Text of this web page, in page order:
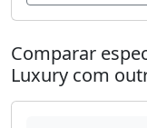
Comparar
Luxury com